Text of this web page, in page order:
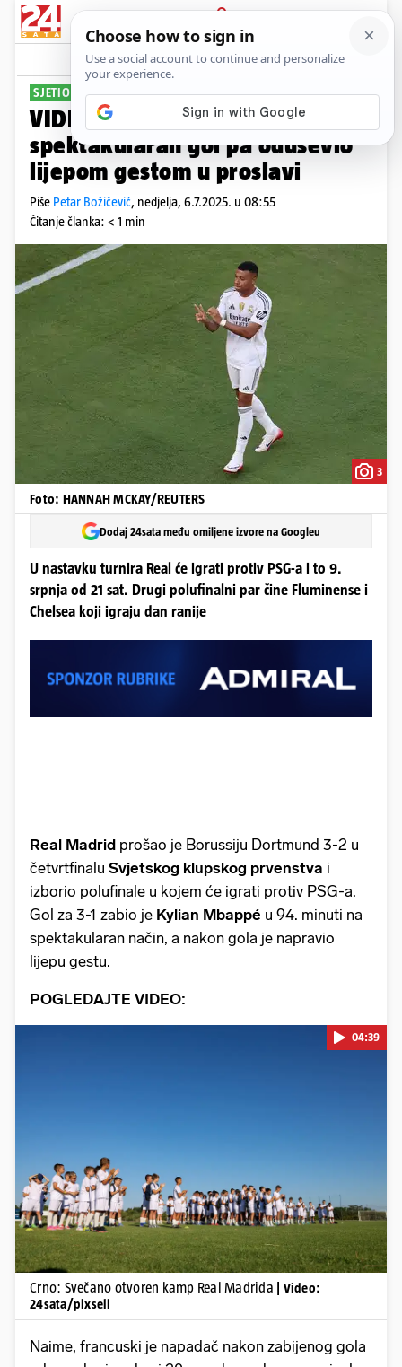
PRIJAVA
Sport Komentari
SJETIO SE JOTE
VIDEO Kylian Mbappé zabio
spektakularan gol pa oduševio
lijepom gestom u proslavi
Piše Petar Božičević, nedjelja, 6.7.2025. u 08:55
Čitanje članka: < 1 min
3
Foto: HANNAH MCKAY/REUTERS
Dodaj 24sata među omiljene izvore na Googleu
U nastavku turnira Real će igrati protiv PSG-a i to 9.
srpnja od 21 sat. Drugi polufinalni par čine Fluminense i
Chelsea koji igraju dan ranije
Real Madrid prošao je Borussiju Dortmund 3-2 u
četvrtfinalu Svjetskog klupskog prvenstva i
izborio polufinale u kojem će igrati protiv PSG-a.
Gol za 3-1 zabio je Kylian Mbappé u 94. minuti na
spektakularan način, a nakon gola je napravio
lijepu gestu.
POGLEDAJTE VIDEO:
04:39
Crno: Svečano otvoren kamp Real Madrida
| Video:
24sata/pixsell
Naime, francuski je napadač nakon zabijenog gola